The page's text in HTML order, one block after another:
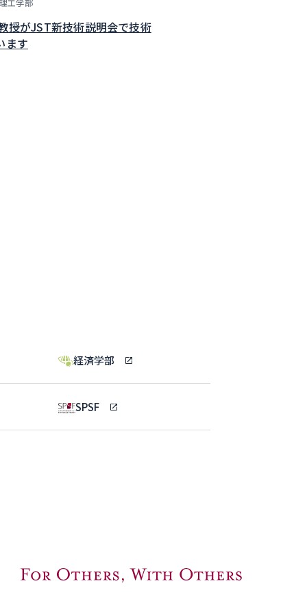
理工学部
授がJST新技術説明会で技術
ます
経済学部
SPSF